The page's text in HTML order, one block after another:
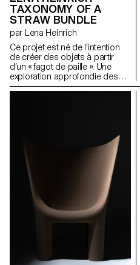
TAXONOMY OF A
STRAW BUNDLE
par Lena Heinrich
Ce projet est né de l’intention
de créer des objets à partir
d’un « fagot de paille ». Une
exploration approfondie des
fibres de paille d’Europe du
recherche, basé sur des
lectures, des visites de terrain
et des entretiens, met en
lumière les savoir-faire
traditionnels, les limites des
usages actuels, et propose de
nouvelles pistes. La phase
pratique, centrée sur la paille
de seigle, a permis
d’expérimenter des techniques
et de réaliser des prototypes
illustrant le potentiel de ce
matériau dans le design